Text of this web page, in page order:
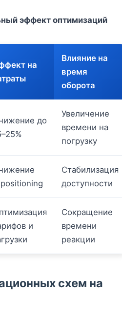
эффект оптимизаций
на
Влияние на
время
оборота
до
Увеличение
времени на
погрузку
Стабилизация
доступности
и
Сокращение
времени
реакции
схем на